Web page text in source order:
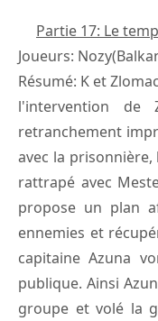
Partie 17: Le
Joueurs:
Résumé: K et
l'intervention de
retranchement
avec la prisonnière,
rattrapé avec
propose un plan
ennemies et
capitaine Azuna
publique. Ainsi
groupe et volé la